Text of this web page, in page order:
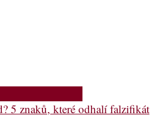
5 znaků, které odhalí falzifikát